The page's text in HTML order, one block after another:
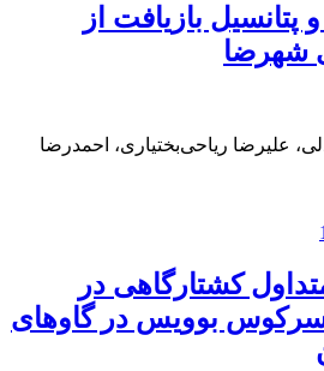
پتانسیل بازیافت از
شهرضا
علیرضا ریاحی‌بختیاری، احمدرضا
کشتارگاهی در
بوویس در گاوهای